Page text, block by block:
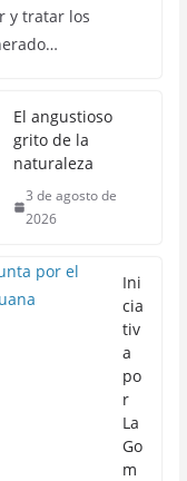
y tratar los
El angustioso
grito de la
naturaleza
3 de agosto de
2026
Ini
cia
tiv
a
po
r
La
Go
m